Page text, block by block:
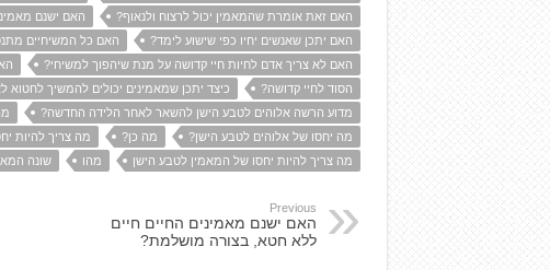
האם זאת אומרת שהמאמין יכול לרצוח ולנאוף?
האם ישנם
האם יתכן שאנשים יחיו כפי שישוע לימד?
האם כל המשיחיים
האם לא צריך אדם לחיות חיי קדושה על מנת שיהפוך למשיחי?
הסוד לחיי קדושה?
כיצד יתכן שמאמינים יכולים להמשיך לחטוא
מדוע הרשה אלוהים לטבע הישן להשאר לאחר הלידה החדשה?
מה יחסו של אלוהים לטבע הישן?
מה כן?
מה צריך להיות
מה צריך להיות יחסו של המאמין לטבע הישן
מהו שונה
Previous
האם ישנם מאמינים החיים חיים
ללא חטא, בצורה מושלמת?